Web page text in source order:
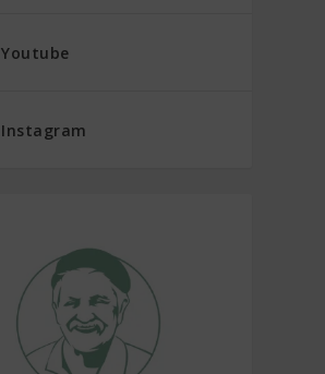
Youtube
Instagram